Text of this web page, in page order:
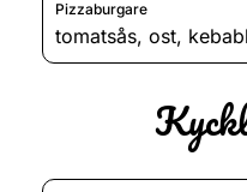
Pizzaburgare
tomatsås, ost,